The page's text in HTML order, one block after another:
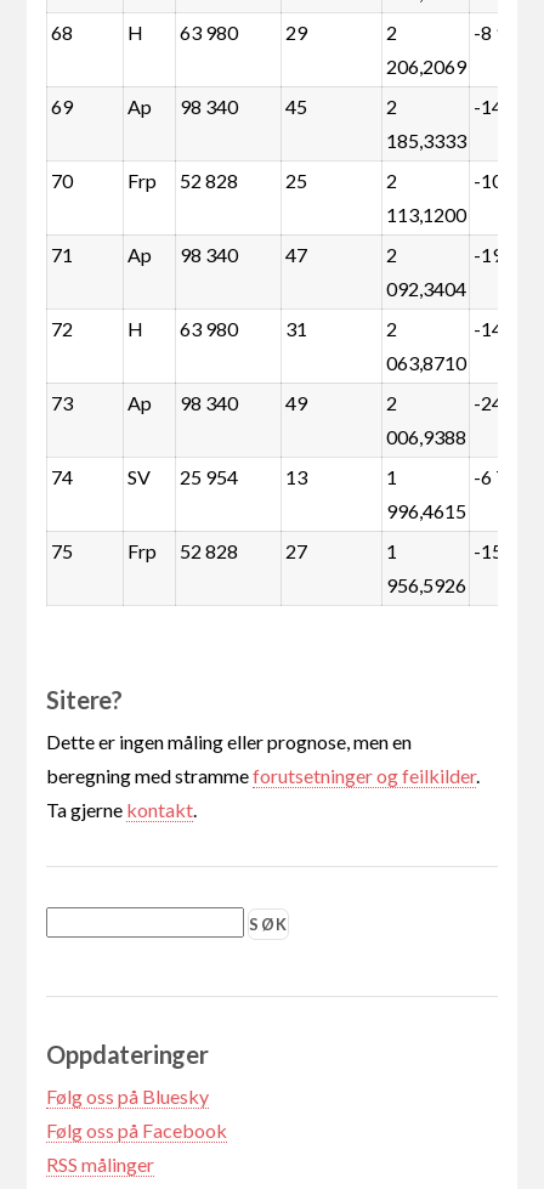
68
H 63 980 29
2
206,2069
-8 973
69 Ap 98 340 45
2
185,3333
-14 863
70 Frp 52 828 25
2
113,1200
-10 063
71 Ap 98 340 47
2
092,3404
-19 895
72 H 63 980 31
2
063,8710
-14 005
73 Ap 98 340 49
2
006,9388
-24 926
74 SV 25 954 13
1
996,4615
-6 750
75 Frp 52 828 27
1
956,5926
-15 094
Sitere?
Dette er ingen måling eller prognose, men en
beregning med strammeforutsetninger og feilkilder.
Ta gjerne kontakt.
Oppdateringer
Følg oss på Bluesky
Følg oss på Facebook
RSS målinger